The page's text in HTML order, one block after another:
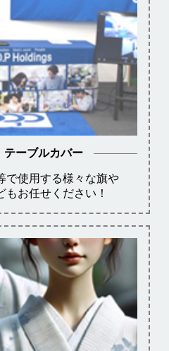
テーブルカバー
で使用する様々な旗や
お任せください！